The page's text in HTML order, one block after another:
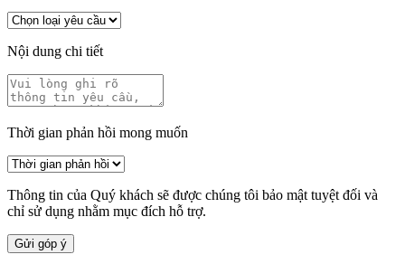
Nội dung chi tiết
Thời gian phản hồi mong muốn
Thông tin của Quý khách sẽ được chúng tôi bảo mật tuyệt đối và
chỉ sử dụng nhằm mục đích hỗ trợ.
Gửi góp ý